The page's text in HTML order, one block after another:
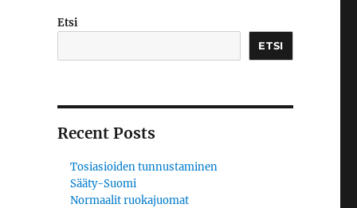
Etsi
ETSI
Recent Posts
Tosiasioiden tunnustaminen
Sääty-Suomi
Normaalit ruokajuomat